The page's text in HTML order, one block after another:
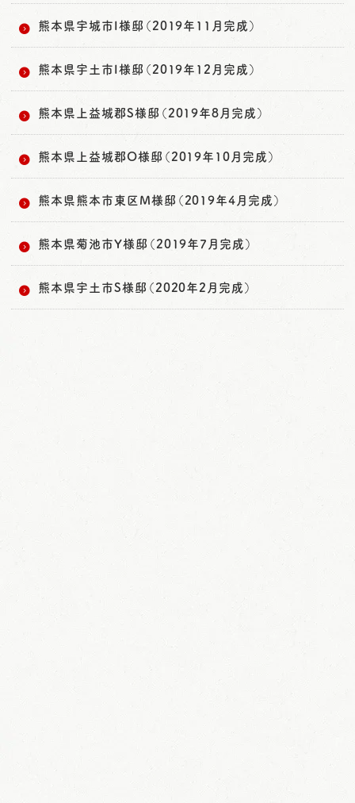
熊本県宇城市I様邸（2019年11月完成）
熊本県宇土市I様邸（2019年12月完成）
熊本県上益城郡S様邸（2019年8月完成）
熊本県上益城郡O様邸（2019年10月完成）
熊本県熊本市東区M様邸（2019年4月完成）
熊本県菊池市Y様邸（2019年7月完成）
熊本県宇土市S様邸（2020年2月完成）